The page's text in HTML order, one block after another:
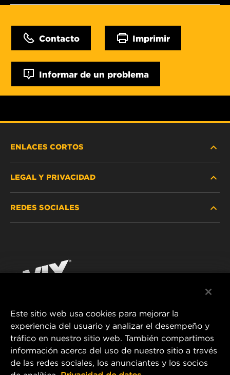
Contacto Imprimir
Informar de un problema
ENLACES CORTOS
DÓNDE COMPRAR
¡CONTÁCTENOS!
LEGAL Y PRIVACIDAD
IMPRESSUM
REDES SOCIALES
YouTube
MANN+HUMMEL FT Poland
ul. Wrocławska 145,
63-800 GOSTYŃ, POLAND
Tel. +48 65 572 89 00
Este sitio web usa cookies para mejorar la
experiencia del usuario y analizar el desempeño y
tráfico en nuestro sitio web. También compartimos
información acerca del uso de nuestro sitio a través
de las redes sociales, los anunciantes y los socios